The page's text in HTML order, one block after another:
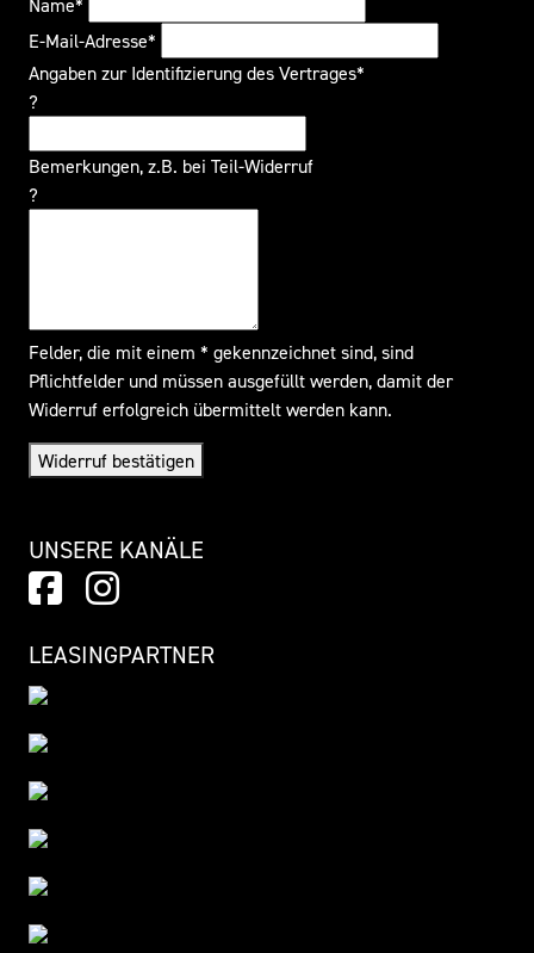
E-Mail-Adresse*
Angaben zur Identifizierung des Vertrages*
?
Bemerkungen, z.B. bei Teil-Widerruf
?
Felder, die mit einem * gekennzeichnet sind, sind
Pflichtfelder und müssen ausgefüllt werden, damit der
Widerruf erfolgreich übermittelt werden kann.
Widerruf bestätigen
UNSERE KANÄLE
LEASINGPARTNER